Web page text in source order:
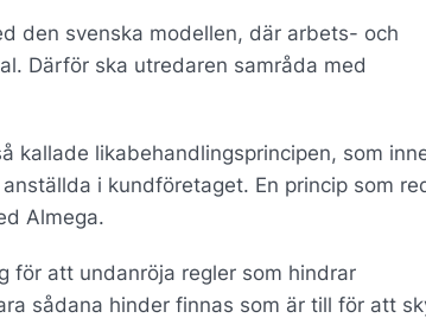
den svenska modellen, där arbets- och
Därför ska utredaren samråda med
kallade likabehandlingsprincipen, som
i kundföretaget. En princip som
Almega.
för att undanröja regler som hindrar
sådana hinder finnas som är till för att